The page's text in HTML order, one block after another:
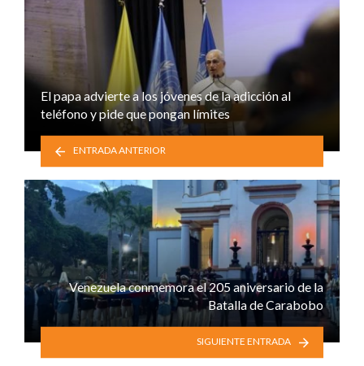
El papa advierte a los jóvenes de la adicción al
teléfono y pide que pongan límites
ENTRADA ANTERIOR
Venezuela conmemora el 205 aniversario de la
Batalla de Carabobo
SIGUIENTE ENTRADA